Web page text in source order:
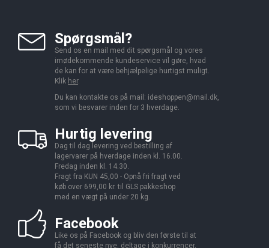
Spørgsmål?
Send os en mail med dit spørgsmål og vores
imødekommende kundeservice vil gøre, hvad
de kan for at være behjælpelige hurtigst muligt.
Klik her.
Du kan kontakte os på mail: ideshoppen@mail.dk,
som vi besvarer inden for 3 hverdage.
Hurtig levering
Dag til dag levering ved bestilling af
lagervarer på hverdage inden kl. 16.00.
Fredag inden kl. 14.30.
Fragt fra KUN 45,00 - Opnå fri fragt ved
køb over 699,00 kr. til GLS pakkeshop
med en vægt på under 20 kg.
Facebook
Like os på Facebook og bliv den første til at
få det seneste nye, deltage i konkurrencer,